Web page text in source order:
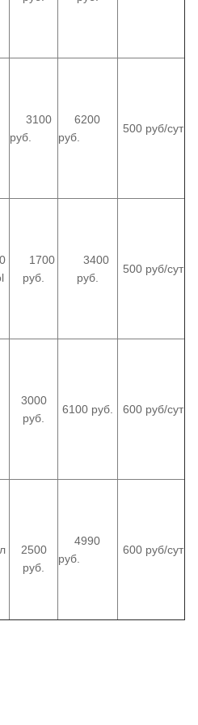
3100
руб.
6200
руб.
500 руб/сут
1700
руб.
3400
руб.
500 руб/сут
3000
руб.
6100 руб. 600 руб/сут
2500
руб.
4990
руб.
600 руб/сут